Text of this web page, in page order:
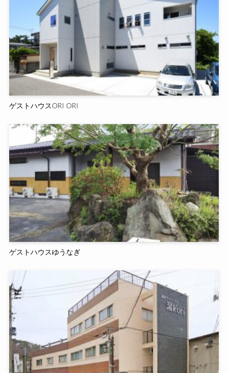
ゲストハウスORI ORI
ゲストハウスゆうなぎ